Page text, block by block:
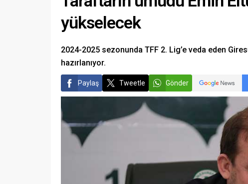
yükselecek
2024-2025 sezonunda TFF 2. Lig’e veda eden
hazırlanıyor.
Paylaş Tweetle Gönder